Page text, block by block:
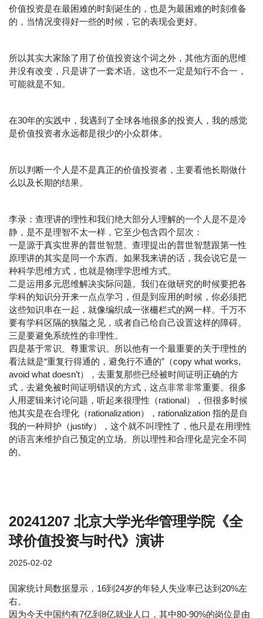
价值投资是在最困难的时刻诞生的，也是为最困难的时刻准备
的，当情况变得好一些的时候，它的表现会更好。
所以其实大家除了用了价值投资这个词之外，其他方面的思维
并没有改变，只是讲了一套术语。这也不一定是知行不合一，
可能就是不知。
在30年的实践中，我遇到了全球各地很多的投资人，我的感觉
是价值投资者永远都是很少的小众群体。
所以判断一个人是不是真正的价值投资者，主要看他长期做什
么以及长期的结果。
李录：查理讲的理性和我们绝大部分人理解的一个人是不是冷
静，是不是理智不太一样，它至少包含四个层次：
一是源于真实世界的普世智慧。查理提出的普世智慧跟第一性
原理讲的其实是同一个东西。如果我来讲的话，我会说它是一
种科学思维方式，也就是物理学思维方式。
二是运用多元思维解决实际问题。我们在做研究的时候要把各
学科的知识分开来一点点学习，但是到应用的时候，你必须把
这些知识串在一起，就像编织成一张栅栏式的网一样。千万不
要有学科区隔的狭隘之见，或者自己给自己设置这样的障碍。
三是要避免系统性的非理性。
四是基于常识、尊重常识。所以他有一个最重要的关于理性的
看法就是“重复行得通的，避免行不通的”（copy what works,
avoid what doesn’t），去重复那些已经被时间证明正确的方
式，去避免被时间证明错误的方式，这点非常非常重要。很多
人用逻辑来讨论问题，听起来很理性（rational），但很多时候
他其实是在合理化（rationalization），rationalization 指的是自
我的一种辩护（justify），这个就不叫理性了，他只是在用理性
的语言来维护自己预定的立场。所以理性和合理化是完全不同
的。
20241207 北京大学光华管理学院《全
球价值投资与时代》演讲
2025-02-02
国家统计局数据显示，16到24岁的年轻人失业率已达到20%左
右。
因为今天中国约有7亿到8亿就业人口，其中80-90%的岗位是由